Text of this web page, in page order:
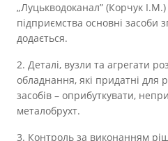
„Луцькводоканал” (Корчук
підприємства основні засоби
додається.
2. Деталі, вузли та агрегати
обладнання, які придатні для
засобів – оприбуткувати,
металобрухт.
3. Контроль за виконанням